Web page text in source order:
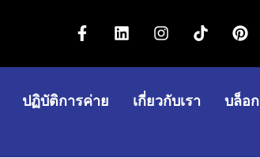
เ
ฟ
บุ๊
-
ลิ
ง
อิ
อิ
น
ต
แ
ติ๊
ก
อ
พิ
น
ท
อ
เ
ปฏิบัติการค่าย เกี่ยวกับเรา บล็อก